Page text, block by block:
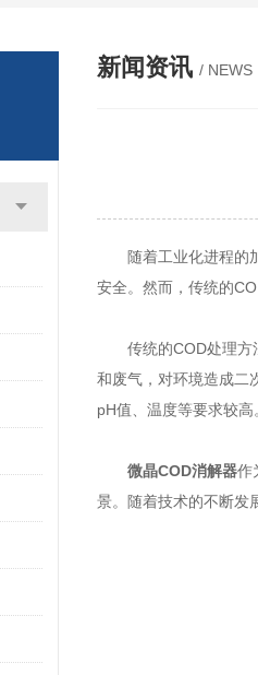
新闻资讯 / NEWS
随着工业化进程的加
安全。然而，传统的
传统的COD处理方法
和废气，对环境造成二
pH值、温度等要求较
微晶COD消解器作
景。随着技术的不断发